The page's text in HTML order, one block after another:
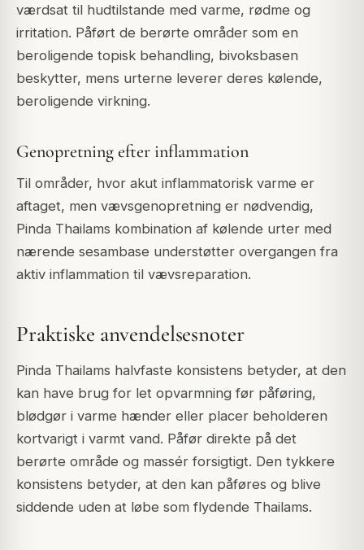
værdsat til hudtilstande med varme, rødme og
irritation. Påført de berørte områder som en
beroligende topisk behandling, bivoksbasen
beskytter, mens urterne leverer deres kølende,
beroligende virkning.
Genopretning efter inflammation
Til områder, hvor akut inflammatorisk varme er
aftaget, men vævsgenopretning er nødvendig,
Pinda Thailams kombination af kølende urter med
nærende sesambase understøtter overgangen fra
aktiv inflammation til vævsreparation.
Praktiske anvendelsesnoter
Pinda Thailams halvfaste konsistens betyder, at den
kan have brug for let opvarmning før påføring,
blødgør i varme hænder eller placer beholderen
kortvarigt i varmt vand. Påfør direkte på det
berørte område og massér forsigtigt. Den tykkere
konsistens betyder, at den kan påføres og blive
siddende uden at løbe som flydende Thailams.